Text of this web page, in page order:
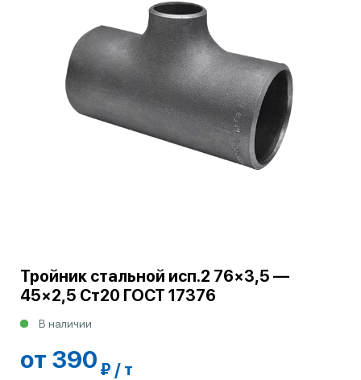
Тройник стальной исп.2 76×3,5 —
45×2,5 Ст20 ГОСТ 17376
В наличии
от 390 ₽ / т